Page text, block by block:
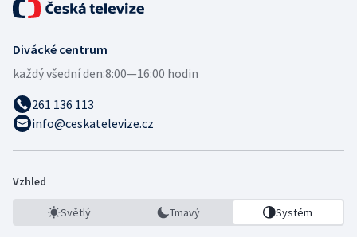
Divácké centrum
každý všední den:8:00—16:00 hodin
261 136 113
info@ceskatelevize.cz
Vzhled
Světlý Tmavý Systém